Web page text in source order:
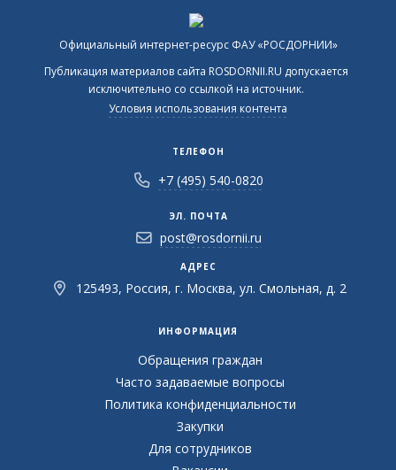
Официальный интернет-ресурс ФАУ «РОСДОРНИИ»
Публикация материалов сайта ROSDORNII.RU допускается
исключительно со ссылкой на источник.
Условия использования контента
ТЕЛЕФОН
+7 (495) 540-0820
ЭЛ. ПОЧТА
post@rosdornii.ru
АДРЕС
125493, Россия, г. Москва, ул. Смольная, д. 2
ИНФОРМАЦИЯ
Обращения граждан
Часто задаваемые вопросы
Политика конфиденциальности
Закупки
Для сотрудников